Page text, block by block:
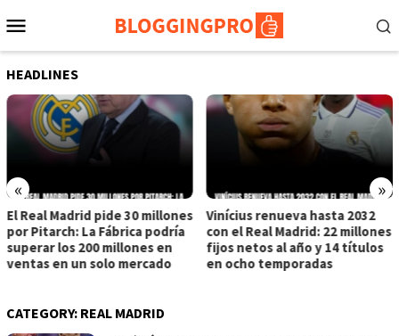
to
Menu
HEADLINES
« »
El Real Madrid pide 30 millones
por Pitarch: La Fábrica podría
superar los 200 millones en
ventas en un solo mercado
Vinícius renueva hasta 2032
con el Real Madrid: 22 millones
fijos netos al año y 14 títulos
en ocho temporadas
CATEGORY: REAL MADRID